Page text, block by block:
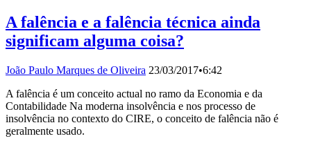
A falência e a falência técnica ainda
significam alguma coisa?
João Paulo Marques de Oliveira 23/03/2017•6:42
A falência é um conceito actual no ramo da Economia e da
Contabilidade Na moderna insolvência e nos processo de
insolvência no contexto do CIRE, o conceito de falência não é
geralmente usado.